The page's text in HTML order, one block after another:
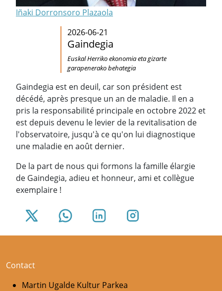
Iñaki Dorronsoro Plazaola
2026-06-21
Gaindegia
Euskal Herriko ekonomia eta gizarte
garapenerako behategia
Gaindegia est en deuil, car son président est
décédé, après presque un an de maladie. Il en a
pris la responsabilité principale en octobre 2022 et
est depuis devenu le levier de la revitalisation de
l'observatoire, jusqu'à ce qu'on lui diagnostique
une maladie en août dernier.
De la part de nous qui formons la famille élargie
de Gaindegia, adieu et honneur, ami et collègue
exemplaire !
Contact
Martin Ugalde Kultur Parkea